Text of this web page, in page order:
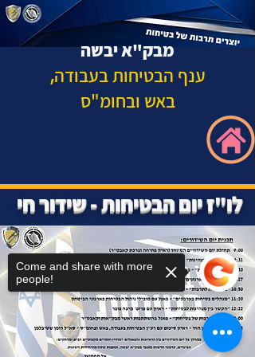
מבק"א יבשה
ענף הבטיחות בעבודה,
באש ובחומ"ס
לו"ז יום הבטיחות - שידור חי
Come and share with more
people!